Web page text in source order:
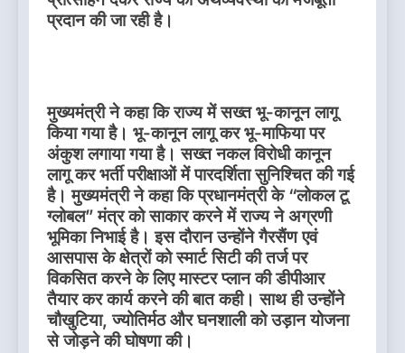
प्रदान की जा रही है।
मुख्यमंत्री ने कहा कि राज्य में सख्त भू-कानून लागू
किया गया है। भू-कानून लागू कर भू-माफिया पर
अंकुश लगाया गया है। सख्त नकल विरोधी कानून
लागू कर भर्ती परीक्षाओं में पारदर्शिता सुनिश्चित की गई
है। मुख्यमंत्री ने कहा कि प्रधानमंत्री के “लोकल टू
ग्लोबल” मंत्र को साकार करने में राज्य ने अग्रणी
भूमिका निभाई है। इस दौरान उन्होंने गैरसैंण एवं
आसपास के क्षेत्रों को स्मार्ट सिटी की तर्ज पर
विकसित करने के लिए मास्टर प्लान की डीपीआर
तैयार कर कार्य करने की बात कही। साथ ही उन्होंने
चौखुटिया, ज्योतिर्मठ और घनशाली को उड़ान योजना
से जोड़ने की घोषणा की।